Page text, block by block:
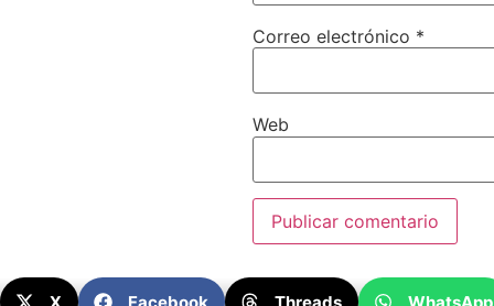
Correo electrónico *
Web
X Facebook Threads WhatsApp